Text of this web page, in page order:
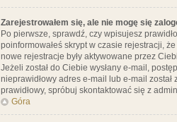
Zarejestrowałem się, ale nie mogę się
Po pierwsze, sprawdź, czy wpisujesz
poinformowałeś skrypt w czasie rejestracji,
nowe rejestracje były aktywowane przez
Jeżeli został do Ciebie wysłany e-mail,
nieprawidłowy adres e-mail lub e-mail
prawidłowy, spróbuj skontaktować się z
Góra